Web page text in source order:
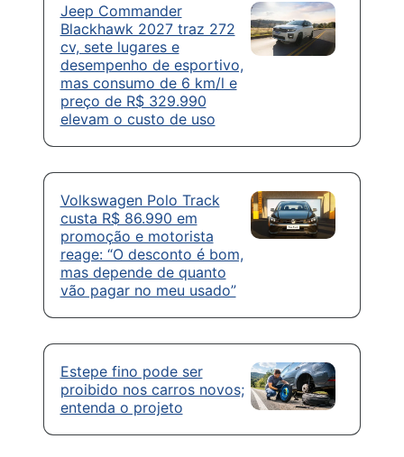
Jeep Commander
Blackhawk 2027 traz 272
cv, sete lugares e
desempenho de esportivo,
mas consumo de 6 km/l e
preço de R$ 329.990
elevam o custo de uso
Volkswagen Polo Track
custa R$ 86.990 em
promoção e motorista
reage: “O desconto é bom,
mas depende de quanto
vão pagar no meu usado”
Estepe fino pode ser
proibido nos carros novos;
entenda o projeto